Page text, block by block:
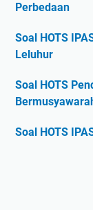
Perbedaan
Soal HOTS
Leluhur
Soal HOTS
Soal HOTS